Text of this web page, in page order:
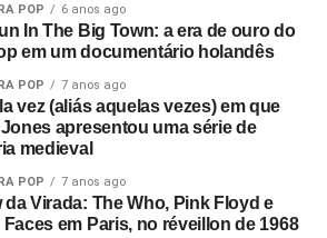
talk shows na TV)
a trabalhar como nunca
e isso leva a uma montagem de
ruas do centro de Manchester. Este
novo fascismo! Nesse ponto, era
a sensação de que algo muito ruim
e que se tornaria maior.
coisa de lei e ordem, esse fascismo
POP 6 anos ago
In The Big Town: a era de ouro do
em um documentário holandês
POP 7 anos ago
vez (aliás aquelas vezes) em que
apresentou uma série de
medieval
POP 7 anos ago
da Virada: The Who, Pink Floyd e
Faces em Paris, no réveillon de 1968